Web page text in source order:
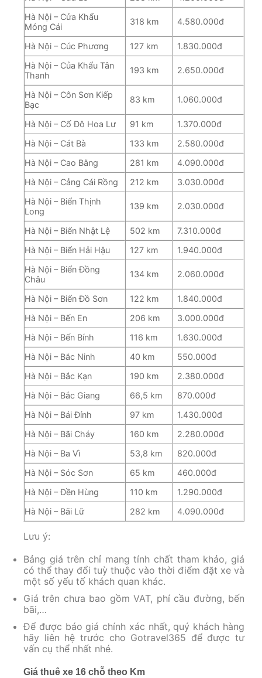
Hà Nội – Cửa Khẩu
Móng Cái
318 km 4.580.000đ
Hà Nội – Cúc Phương 127 km
1.830.000đ
Hà Nội – Của Khẩu Tân
Thanh
193 km 2.650.000đ
Hà Nội – Côn Sơn Kiếp
Bạc
83 km 1.060.000đ
Hà Nội – Cố Đô Hoa Lư 91 km
1.370.000đ
Hà Nội – Cát Bà
133 km
2.580.000đ
Hà Nội – Cao Bằng
281 km
4.090.000đ
Hà Nội – Cảng Cái Rồng
212 km
3.030.000đ
Hà Nội – Biển Thịnh
Long
139 km 2.030.000đ
Hà Nội – Biển Nhật Lệ 502 km
7.310.000đ
Hà Nội – Biển Hải Hậu
127 km
1.940.000đ
Hà Nội – Biển Đồng
Châu
134 km 2.060.000đ
Hà Nội – Biển Đồ Sơn 122 km
1.840.000đ
Hà Nội – Bến En
206 km
3.000.000đ
Hà Nội – Bến Bính
116 km
1.630.000đ
Hà Nội – Bắc Ninh
40 km
550.000đ
Hà Nội – Bắc Kạn
190 km
2.380.000đ
Hà Nội – Bắc Giang
66,5 km
870.000đ
Hà Nội – Bái Đính
97 km
1.430.000đ
Hà Nội – Bãi Cháy
160 km
2.280.000đ
Hà Nội – Ba Vì
53,8 km
820.000đ
Hà Nội – Sóc Sơn
65 km
460.000đ
Hà Nội – Đền Hùng
110 km
1.290.000đ
Hà Nội – Bãi Lữ
282 km 4.090.000đ
Lưu ý:
Bảng giá trên chỉ mang tính chất tham khảo, giá
có thể thay đổi tuỳ thuộc vào thời điểm đặt xe và
một số yếu tố khách quan khác.
Giá trên chưa bao gồm VAT, phí cầu đường, bến
bãi,…
Để được báo giá chính xác nhất, quý khách hàng
hãy liên hệ trước cho Gotravel365 để được tư
vấn cụ thể nhất nhé.
Giá thuê xe 16 chỗ theo Km